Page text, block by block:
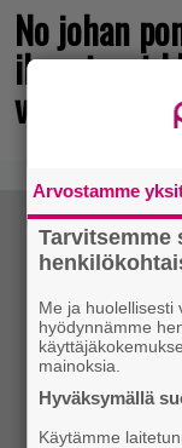
No johan
ilmestynyt
valtavasti
Arvostamme
Tarvitsemme
Me ja
hyödynnämme
mainoksia.
Hyväksymällä
Käytämme